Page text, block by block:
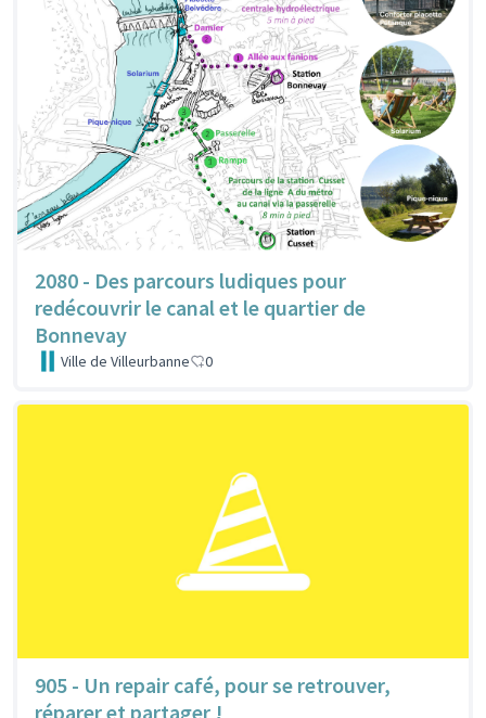
2080 - Des parcours ludiques pour
redécouvrir le canal et le quartier de
Bonnevay
Ville de Villeurbanne 0
905 - Un repair café, pour se retrouver,
réparer et partager !